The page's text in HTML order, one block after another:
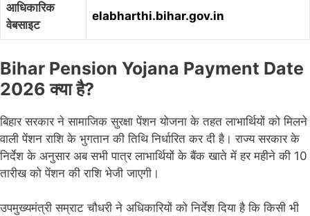
आधिकारिक
वेबसाइट
elabharthi.bihar.gov.in
Bihar Pension Yojana Payment Date
2026 क्या है?
बिहार सरकार ने सामाजिक सुरक्षा पेंशन योजना के तहत लाभार्थियों को मिलने
वाली पेंशन राशि के भुगतान की तिथि निर्धारित कर दी है। राज्य सरकार के
निर्देश के अनुसार अब सभी पात्र लाभार्थियों के बैंक खाते में हर महीने की 10
तारीख को पेंशन की राशि भेजी जाएगी।
उपमुख्यमंत्री सम्राट चौधरी ने अधिकारियों को निर्देश दिया है कि किसी भी